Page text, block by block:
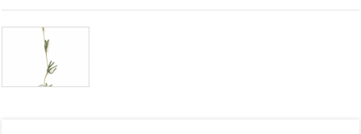
Datenverkehr
zu
analysieren
relevantere
Inhalte und
Werbung